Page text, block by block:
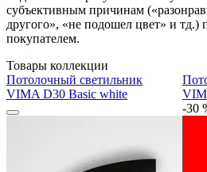
субъективным причинам
другого», «не подошел цвет» и тд.)
покупателем.
Товары коллекции
Потолочный светильник
VIMA D30 Basic white
-30